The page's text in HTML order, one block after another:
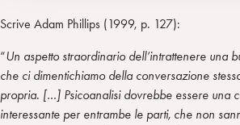
Scrive Adam Phillips (1999, p. 127):
“Un aspetto straordinario dell’intrattenere una
che ci dimentichiamo della conversazione
propria. […] Psicoanalisi dovrebbe essere una
interessante per entrambe le parti, che non